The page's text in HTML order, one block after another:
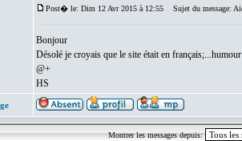
Post� le: Dim 12 Avr 2015 à 12:55 Sujet du message:
Bonjour
Désolé je croyais que le site était en
@+
HS
Montrer les messages depuis: